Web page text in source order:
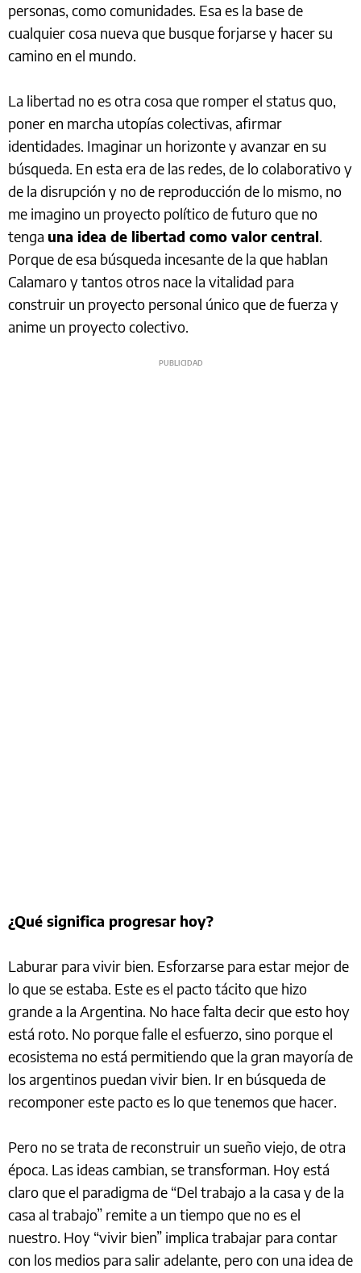
personas, como comunidades. Esa es la base de
cualquier cosa nueva que busque forjarse y hacer su
camino en el mundo.
La libertad no es otra cosa que romper el status quo,
poner en marcha utopías colectivas, afirmar
identidades. Imaginar un horizonte y avanzar en su
búsqueda. En esta era de las redes, de lo colaborativo y
de la disrupción y no de reproducción de lo mismo, no
me imagino un proyecto político de futuro que no
tenga una idea de libertad como valor central.
Porque de esa búsqueda incesante de la que hablan
Calamaro y tantos otros nace la vitalidad para
construir un proyecto personal único que de fuerza y
anime un proyecto colectivo.
¿Qué significa progresar hoy?
Laburar para vivir bien. Esforzarse para estar mejor de
lo que se estaba. Este es el pacto tácito que hizo
grande a la Argentina. No hace falta decir que esto hoy
está roto. No porque falle el esfuerzo, sino porque el
ecosistema no está permitiendo que la gran mayoría de
los argentinos puedan vivir bien. Ir en búsqueda de
recomponer este pacto es lo que tenemos que hacer.
Pero no se trata de reconstruir un sueño viejo, de otra
época. Las ideas cambian, se transforman. Hoy está
claro que el paradigma de “Del trabajo a la casa y de la
casa al trabajo” remite a un tiempo que no es el
nuestro. Hoy “vivir bien” implica trabajar para contar
con los medios para salir adelante, pero con una idea de